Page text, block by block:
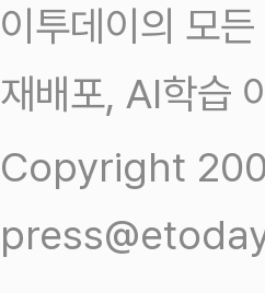
이투데이의 모
재배포, AI학습
Copyright